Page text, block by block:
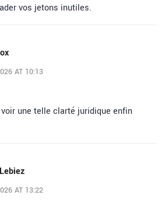
vos jetons inutiles.
AT 10:13
une telle clarté juridique enfin
AT 13:22